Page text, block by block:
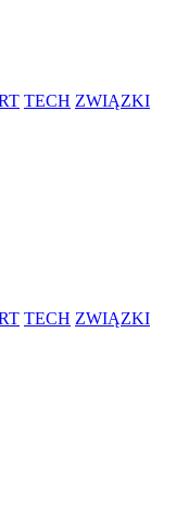
TECH ZWIĄZKI
TECH ZWIĄZKI